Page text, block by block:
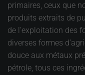
primaires, ceux que
produits extraits de
de l’exploitation des
diverses formes
douce aux métaux
pétrole, tous ces